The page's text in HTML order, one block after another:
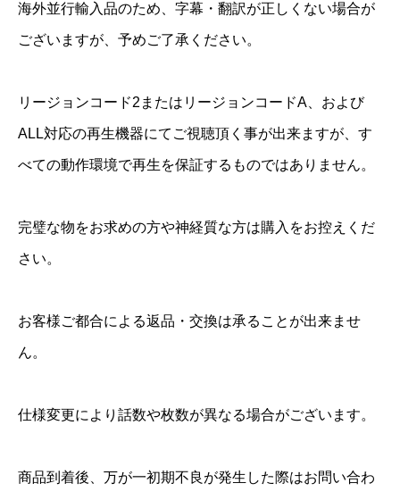
海外並行輸入品のため、字幕・翻訳が正しくない場合が
ございますが、予めご了承ください。
リージョンコード2またはリージョンコードA、および
ALL対応の再生機器にてご視聴頂く事が出来ますが、す
べての動作環境で再生を保証するものではありません。
完璧な物をお求めの方や神経質な方は購入をお控えくだ
さい。
お客様ご都合による返品・交換は承ることが出来ませ
ん。
仕様変更により話数や枚数が異なる場合がございます。
商品到着後、万が一初期不良が発生した際はお問い合わ